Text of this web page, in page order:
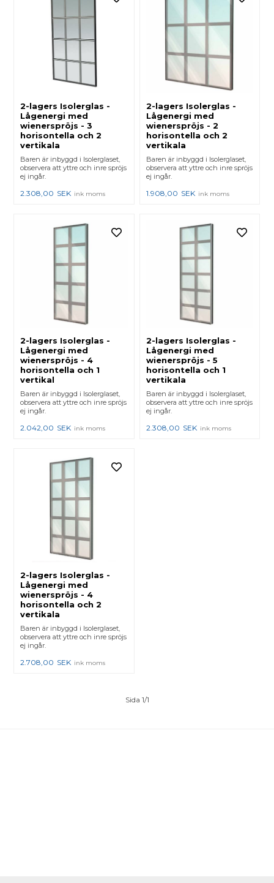
2-lagers Isolerglas -
Lågenergi med
wienerspröjs - 3
horisontella och 2
vertikala
Baren är inbyggd i Isolerglaset,
observera att yttre och inre spröjs
ej ingår.
2.308,00 SEK ink moms
2-lagers Isolerglas -
Lågenergi med
wienerspröjs - 2
horisontella och 2
vertikala
Baren är inbyggd i Isolerglaset,
observera att yttre och inre spröjs
ej ingår.
1.908,00 SEK ink moms
2-lagers Isolerglas -
Lågenergi med
wienerspröjs - 4
horisontella och 1
vertikal
Baren är inbyggd i Isolerglaset,
observera att yttre och inre spröjs
ej ingår.
2.042,00 SEK ink moms
2-lagers Isolerglas -
Lågenergi med
wienerspröjs - 5
horisontella och 1
vertikala
Baren är inbyggd i Isolerglaset,
observera att yttre och inre spröjs
ej ingår.
2.308,00 SEK ink moms
2-lagers Isolerglas -
Lågenergi med
wienerspröjs - 4
horisontella och 2
vertikala
Baren är inbyggd i Isolerglaset,
observera att yttre och inre spröjs
ej ingår.
2.708,00 SEK ink moms
Sida 1/1